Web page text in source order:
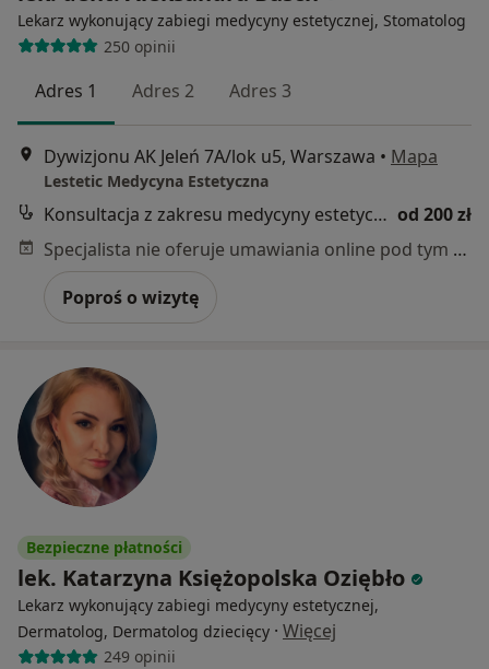
Lekarz wykonujący zabiegi medycyny estetycznej, Stomatolog
250 opinii
Adres 1 Adres 2 Adres 3
Dywizjonu AK Jeleń 7A/lok u5, Warszawa • Mapa
Lestetic Medycyna Estetyczna
Konsultacja z zakresu medycyny estetycznej od 200 zł
Specjalista nie oferuje umawiania online pod tym adresem.
Poproś o wizytę
Bezpieczne płatności
lek. Katarzyna Księżopolska Oziębło
Lekarz wykonujący zabiegi medycyny estetycznej,
Dermatolog, Dermatolog dziecięcy · Więcej
249 opinii